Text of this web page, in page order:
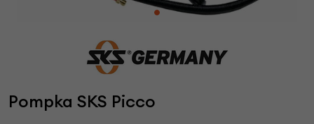
Pompka SKS Picco